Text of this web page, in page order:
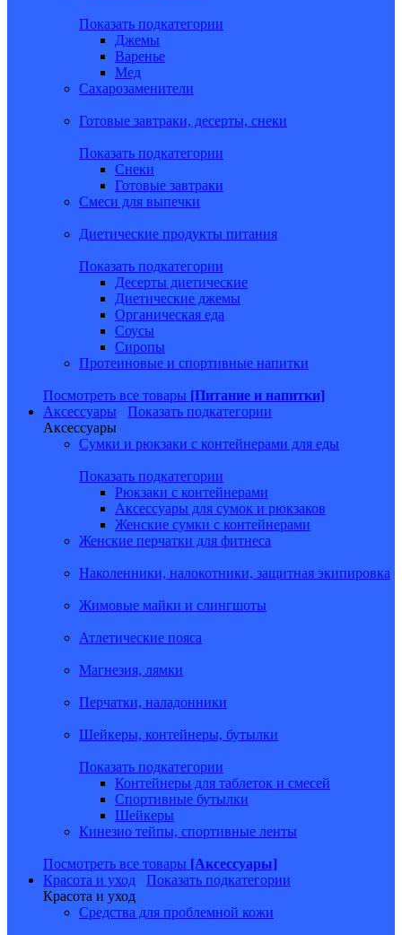
Показать подкатегории
Джемы
Варенье
Мед
Сахарозаменители
Готовые завтраки, десерты, снеки
Показать подкатегории
Снеки
Готовые завтраки
Смеси для выпечки
Диетические продукты питания
Показать подкатегории
Десерты диетические
Диетические джемы
Органическая еда
Соусы
Сиропы
Протеиновые и спортивные напитки
Посмотреть все товары [Питание и напитки]
Аксессуары
Показать подкатегории
Аксессуары
Сумки и рюкзаки с контейнерами для еды
Показать подкатегории
Рюкзаки с контейнерами
Аксессуары для сумок и рюкзаков
Женские сумки с контейнерами
Женские перчатки для фитнеса
Наколенники, налокотники, защитная экипировка
Жимовые майки и слингшоты
Атлетические пояса
Магнезия, лямки
Перчатки, наладонники
Шейкеры, контейнеры, бутылки
Показать подкатегории
Контейнеры для таблеток и смесей
Спортивные бутылки
Шейкеры
Кинезио тейпы, спортивные ленты
Посмотреть все товары [Аксессуары]
Красота и уход
Показать подкатегории
Красота и уход
Средства для проблемной кожи